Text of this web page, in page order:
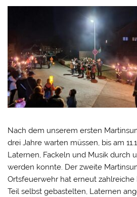
Nach dem unserem ersten
drei Jahre warten müssen, bis am
Laternen, Fackeln und Musik durch
werden konnte. Der zweite
Ortsfeuerwehr hat erneut zahlreiche
Teil selbst gebastelten, Laternen